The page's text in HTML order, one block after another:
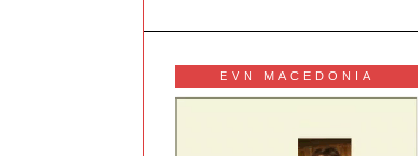
EVN MACEDONIA